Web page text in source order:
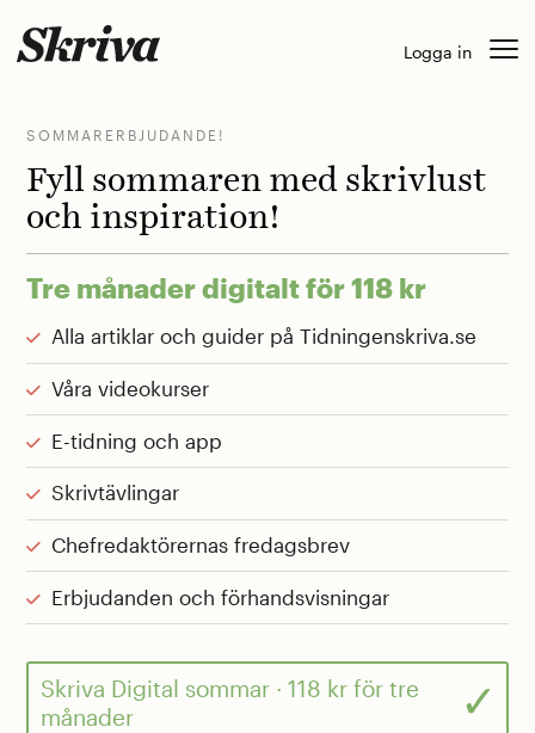
to
Logga in
SOMMARERBJUDANDE!
Fyll sommaren med skrivlust
och inspiration!
Tre månader digitalt för 118 kr
Alla artiklar och guider på Tidningenskriva.se
Våra videokurser
E-tidning och app
Skrivtävlingar
Chefredaktörernas fredagsbrev
Erbjudanden och förhandsvisningar
Skriva Digital sommar · 118 kr för tre
månader